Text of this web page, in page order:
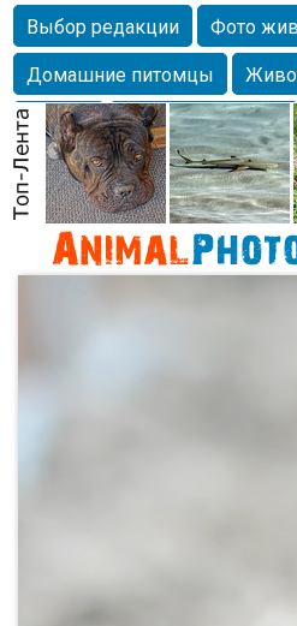
Выбор редакции Фото
Домашние питомцы
Собаки
Alexanderandronik
Морда
Собачка Осень
Насекомое
Коты Lebert